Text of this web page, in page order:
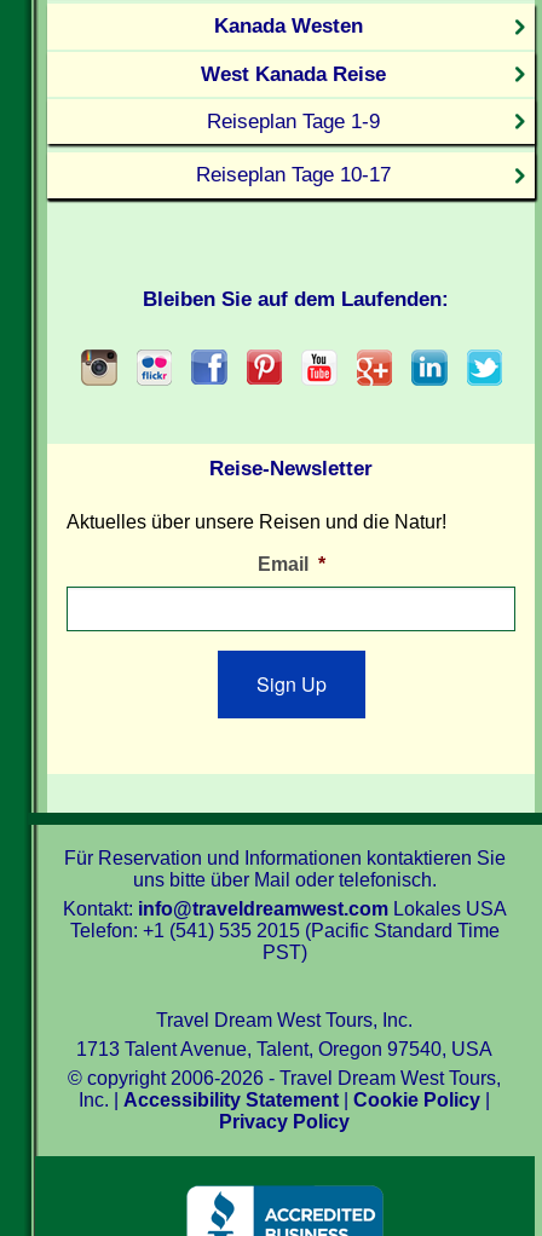
Kanada Westen
West Kanada Reise
Reiseplan Tage 1-9
Reiseplan Tage 10-17
Bleiben Sie auf dem Laufenden:
Reise-Newsletter
Aktuelles über unsere Reisen und die Natur!
Email *
Sign Up
Für Reservation und Informationen kontaktieren Sie
uns bitte über Mail oder telefonisch.
Kontakt: info@traveldreamwest.comLokales USA
Telefon: +1 (541) 535 2015 (Pacific Standard Time
PST)
Travel Dream West Tours, Inc.
1713 Talent Avenue, Talent, Oregon 97540, USA
© copyright 2006-2026 - Travel Dream West Tours,
Inc. | Accessibility Statement |Cookie Policy
Privacy Policy